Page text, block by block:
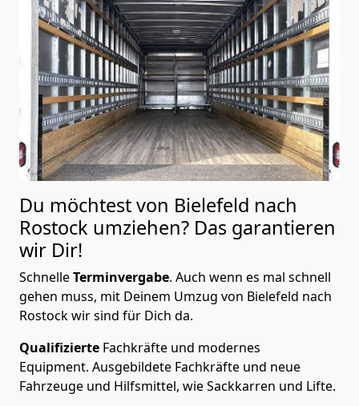
Du möchtest von Bielefeld nach
Rostock umziehen? Das garantieren
wir Dir!
SchnelleTerminvergabe. Auch wenn es mal schnell
gehen muss, mit Deinem Umzug von Bielefeld nach
Rostock wir sind für Dich da.
Qualifizierte Fachkräfte und modernes
Equipment. Ausgebildete Fachkräfte und neue
Fahrzeuge und Hilfsmittel, wie Sackkarren und Lifte.